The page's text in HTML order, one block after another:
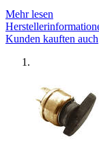
Mehr lesen
Kunden kauften auch